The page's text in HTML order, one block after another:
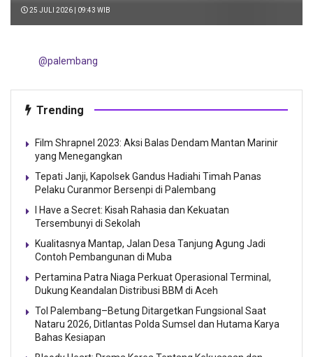
25 JULI 2026 | 09:43 WIB
@palembang
Trending
Film Shrapnel 2023: Aksi Balas Dendam Mantan Marinir
yang Menegangkan
Tepati Janji, Kapolsek Gandus Hadiahi Timah Panas
Pelaku Curanmor Bersenpi di Palembang
I Have a Secret: Kisah Rahasia dan Kekuatan
Tersembunyi di Sekolah
Kualitasnya Mantap, Jalan Desa Tanjung Agung Jadi
Contoh Pembangunan di Muba
Pertamina Patra Niaga Perkuat Operasional Terminal,
Dukung Keandalan Distribusi BBM di Aceh
Tol Palembang–Betung Ditargetkan Fungsional Saat
Nataru 2026, Ditlantas Polda Sumsel dan Hutama Karya
Bahas Kesiapan